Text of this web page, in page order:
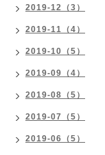
2019-12（3）
2019-11（4）
2019-10（5）
2019-09（4）
2019-08（5）
2019-07（5）
2019-06（5）